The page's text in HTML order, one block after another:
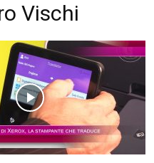
Vischi